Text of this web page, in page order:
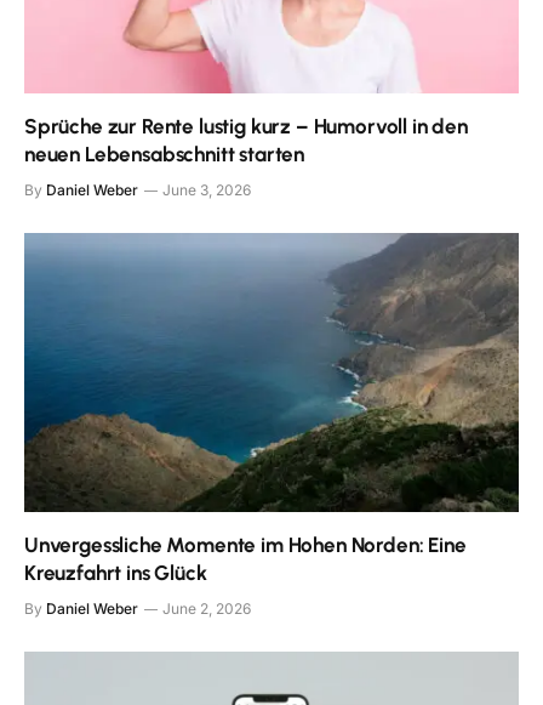
Sprüche zur Rente lustig kurz – Humorvoll in den
neuen Lebensabschnitt starten
By Daniel Weber June 3, 2026
Unvergessliche Momente im Hohen Norden: Eine
Kreuzfahrt ins Glück
By Daniel Weber June 2, 2026